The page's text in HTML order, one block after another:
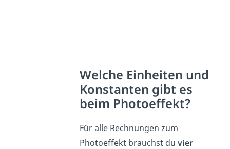
Welche Einheiten und
Konstanten gibt es
beim Photoeffekt?
Für alle Rechnungen zum
Photoeffekt brauchst duvier